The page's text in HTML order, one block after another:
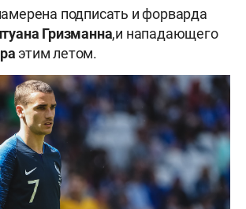
подписать и форварда
Гризманна,и нападающего
этим летом.